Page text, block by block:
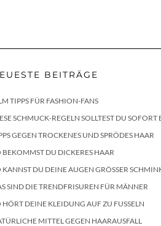
BEITRÄGE
TIPPS FÜR FASHION-FANS
SCHMUCK-REGELN SOLLTEST DU SOFORT
GEGEN TROCKENES UND SPRÖDES HAAR
BEKOMMST DU DICKERES HAAR
KANNST DU DEINE AUGEN GRÖSSER
SIND DIE TRENDFRISUREN FÜR MÄNNER
HÖRT DEINE KLEIDUNG AUF ZU FUSSELN
MITTEL GEGEN HAARAUSFALL